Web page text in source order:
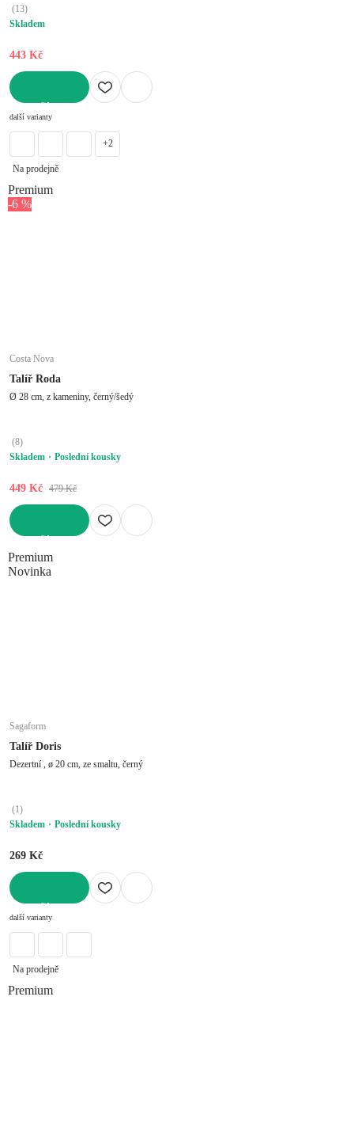
(13)
Skladem
443 Kč
další varianty
+2
Na prodejně
Premium
-6 %
Costa Nova
Talíř Roda
Ø 28 cm, z kameniny, černý/šedý
(8)
Skladem
Poslední kousky
449 Kč 479 Kč
Premium
Novinka
Sagaform
Talíř Doris
Dezertní , ø 20 cm, ze smaltu, černý
(1)
Skladem
Poslední kousky
269 Kč
další varianty
Na prodejně
Premium